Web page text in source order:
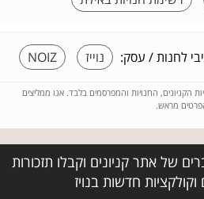
לחנות / עסק: נוייז NOIZ
הקניונים, החנויות והמפרסמים בלבד. אנו ממליצים
מראש.
של אתר קניונים וקבלו תזכורות
חדשות בנויז